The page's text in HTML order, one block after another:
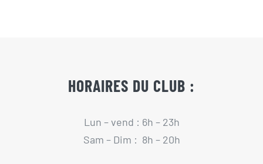
HORAIRES DU CLUB :
Lun – vend : 6h – 23h
Sam – Dim : 8h – 20h